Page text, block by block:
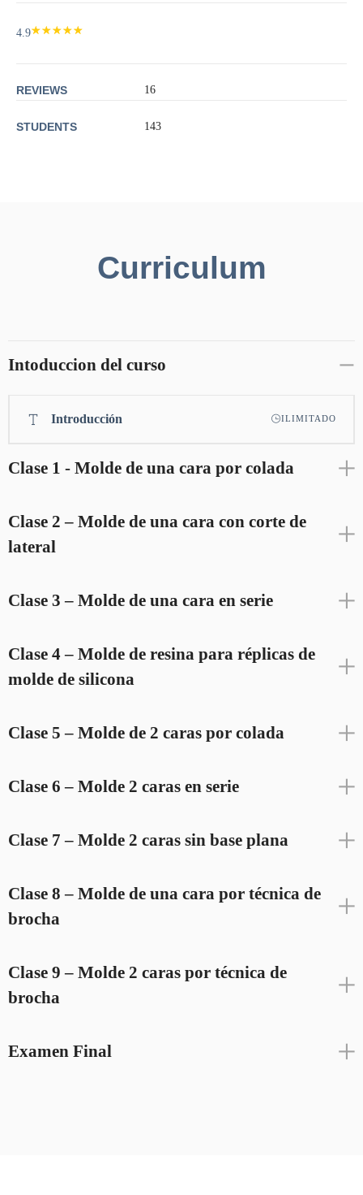
4.9
REVIEWS 16
STUDENTS 143
Curriculum
Intoduccion del curso
Introducción ILIMITADO
Clase 1 - Molde de una cara por colada
Clase 2 – Molde de una cara con corte de
lateral
Clase 3 – Molde de una cara en serie
Clase 4 – Molde de resina para réplicas de
molde de silicona
Clase 5 – Molde de 2 caras por colada
Clase 6 – Molde 2 caras en serie
Clase 7 – Molde 2 caras sin base plana
Clase 8 – Molde de una cara por técnica de
brocha
Clase 9 – Molde 2 caras por técnica de
brocha
Examen Final